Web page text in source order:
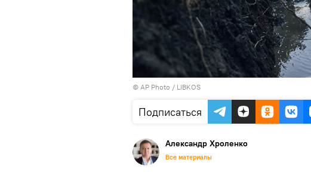
© AP Photo / LIBKOS
Подписаться
Александр Хроленко
Все материалы